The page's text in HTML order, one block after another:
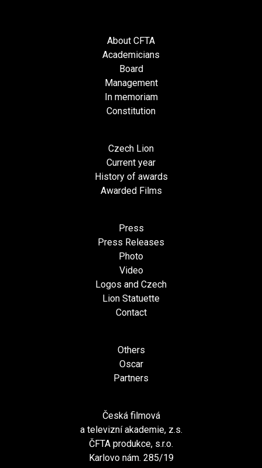
About CFTA
Academicians
Board
Management
In memoriam
Constitution
Czech Lion
Current year
History of awards
Awarded Films
Press
Press Releases
Photo
Video
Logos and Czech
Lion Statuette
Contact
Others
Oscar
Partners
Česká filmová
a televizní akademie, z.s.
ČFTA produkce, s.r.o.
Karlovo nám. 285/19